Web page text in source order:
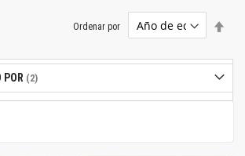
Ordenar por
POR